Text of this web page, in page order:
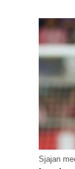
Sjajan